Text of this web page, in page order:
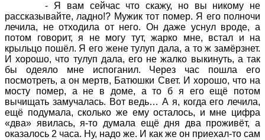
- Я вам сейчас что скажу, но вы никому не
рассказывайте, ладно!? Мужик тот помер. Я его полночи
лечила, не отходила от него. Он даже уснул вроде, а
потом говорит, я не могу тут, жарко мне, встал и на
крыльцо пошёл. Я его жене тулуп дала, а то ж замёрзнет.
И хорошо, что тулуп дала, его не жалко выкинуть, а так
бы одеяло мне испоганил. Через час пошла его
посмотреть, а он мертв, Батюшки Свет. И хорошо, что на
мосту помер, а не в доме, а то б я его ещё потом
вычищать замучалась. Вот ведь… А я, когда его лечила,
ещё подумала, сколько же ему осталось, и мне цифра
«два» явилась, я-то думала ещё дня два проживёт, а
оказалось 2 часа. Ну, надо же. И как же он приехал-то сам